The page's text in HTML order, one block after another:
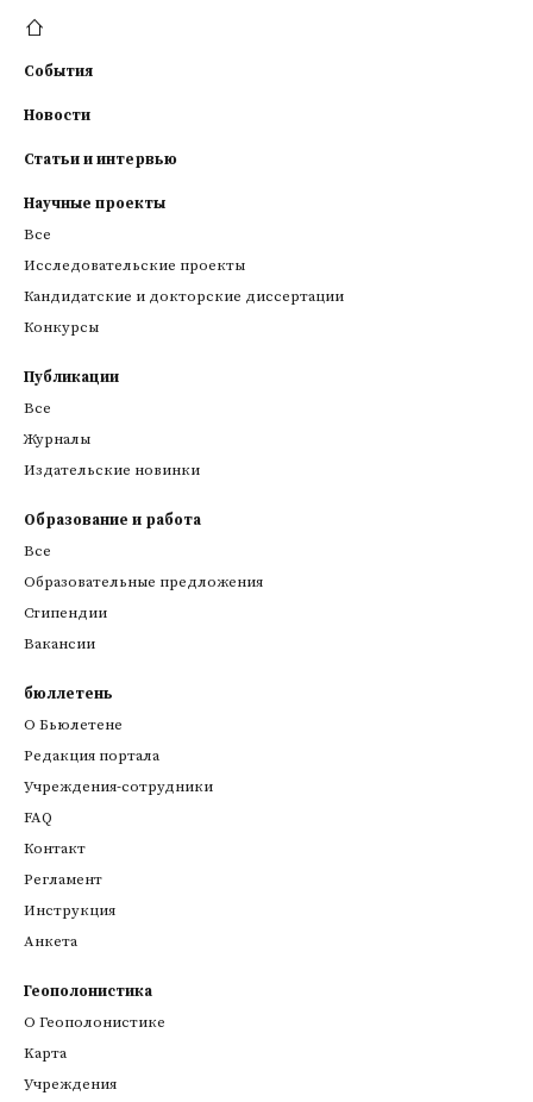
События
Новости
Статьи и интервью
Научные проекты
Все
Исследовательские проекты
Кандидатские и докторские диссертации
Конкурсы
Публикации
Все
Журналы
Издательские новинки
Образование и работа
Все
Образовательные предложения
Стипендии
Вакансии
бюллетень
О Бьюлетене
Редакция портала
Учреждения-сотрудники
FAQ
Контакт
Регламент
Инструкция
Анкета
Геополонистика
О Геополонистике
Kарта
Учреждения